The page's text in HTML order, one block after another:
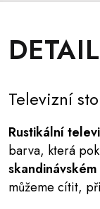
Televizní
Rustikální
barva, která
můžeme cítit,